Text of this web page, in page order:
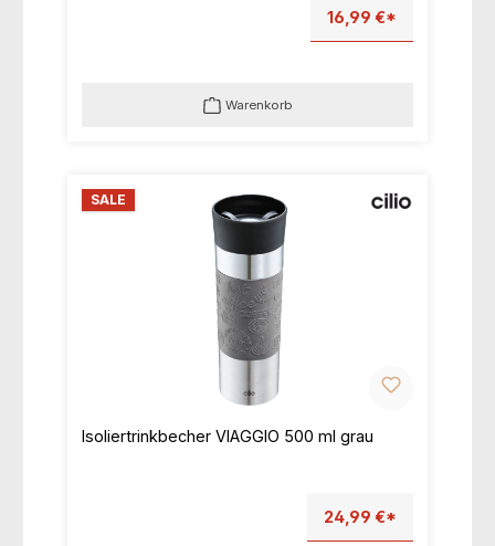
16,99 €*
Warenkorb
SALE
Isoliertrinkbecher VIAGGIO 500 ml grau
24,99 €*